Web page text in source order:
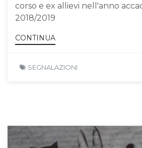
corso e ex allievi nell'anno
2018/2019
CONTINUA
SEGNALAZIONI